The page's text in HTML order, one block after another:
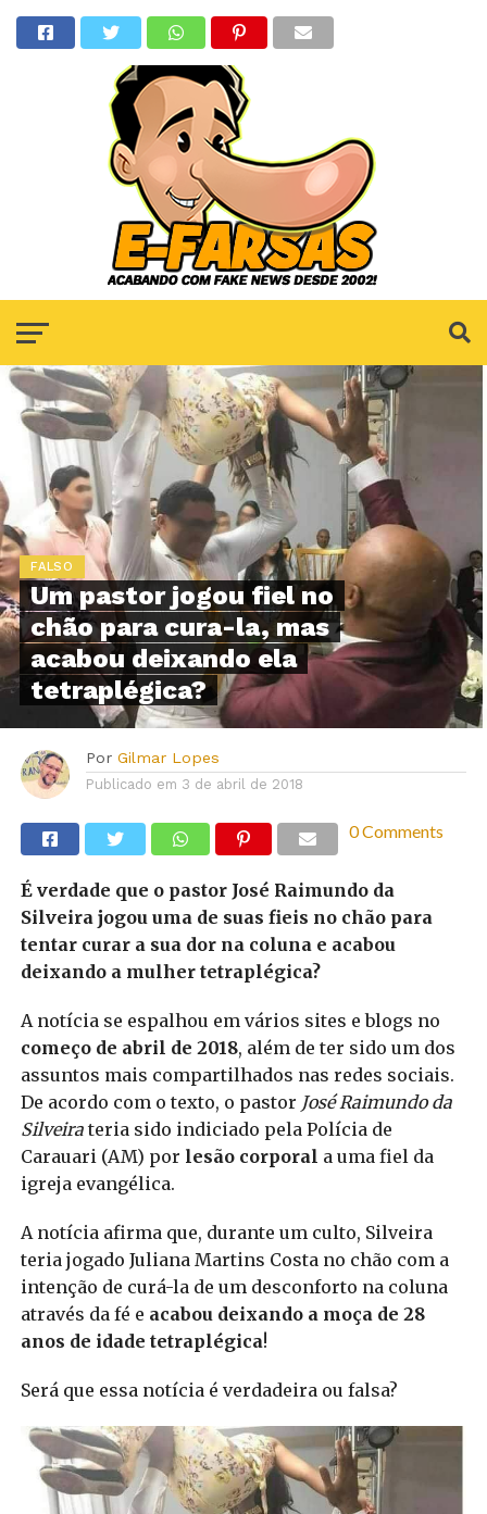
FALSO
Um pastor jogou fiel no
chão para cura-la, mas
acabou deixando ela
tetraplégica?
Por Gilmar Lopes
Publicado em 3 de abril de 2018
0 Comments
É verdade que o pastor José Raimundo da
Silveira jogou uma de suas fieis no chão para
tentar curar a sua dor na coluna e acabou
deixando a mulher tetraplégica?
A notícia se espalhou em vários sites e blogs no
começo de abril de 2018, além de ter sido um dos
assuntos mais compartilhados nas redes sociais.
De acordo com o texto, o pastor José Raimundo da
Silveirateria sido indiciado pela Polícia de
Carauari (AM) por lesão corporal a uma fiel da
igreja evangélica.
A notícia afirma que, durante um culto, Silveira
teria jogado Juliana Martins Costa no chão com a
intenção de curá-la de um desconforto na coluna
através da fé e acabou deixando a moça de 28
anos de idade tetraplégica!
Será que essa notícia é verdadeira ou falsa?